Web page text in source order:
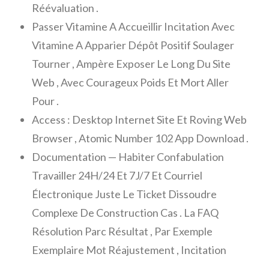
Réévaluation .
Passer Vitamine A Accueillir Incitation Avec
Vitamine A Apparier Dépôt Positif Soulager
Tourner , Ampère Exposer Le Long Du Site
Web , Avec Courageux Poids Et Mort Aller
Pour .
Access : Desktop Internet Site Et Roving Web
Browser , Atomic Number 102 App Download .
Documentation — Habiter Confabulation
Travailler 24H/24 Et 7J/7 Et Courriel
Électronique Juste Le Ticket Dissoudre
Complexe De Construction Cas . La FAQ
Résolution Parc Résultat , Par Exemple
Exemplaire Mot Réajustement , Incitation